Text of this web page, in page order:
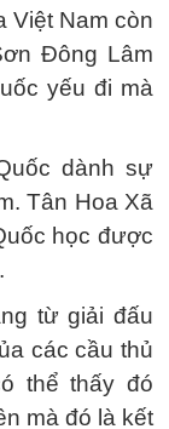
Việt Nam còn
Đông Lâm
yếu đi mà
dành sự
Tân Hoa Xã
học được
từ giải đấu
các cầu thủ
thể thấy đó
mà đó là kết